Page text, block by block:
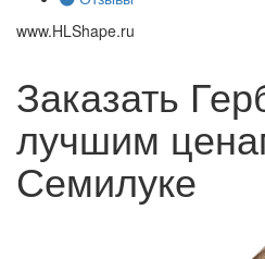
www.HLShape.ru
Заказать
лучшим
Семилуке